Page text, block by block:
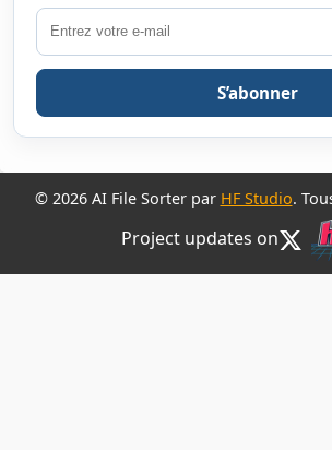
S’abonner
© 2026 AI File Sorter par HF Studio.
Project updates on